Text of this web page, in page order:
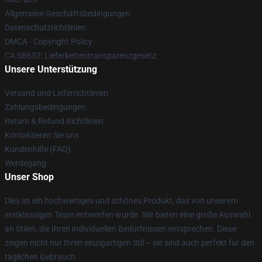
Allgemeine Geschäftsbedingungen
Datenschutzrichtlinien
DMCA - Copyright Policy
CA SB657: Lieferkettentransparenzgesetz
Unsere Unterstützung
Versand und Lieferrichtlinien
Zahlungsbedingungen
Return & Refund Richtlinien
Kontaktieren Sie uns
Kundenhilfe (FAQ)
Werdegang
Unser Shop
Dies ist ein hochwertiges und schönes Produkt, das von unserem
erstklassigen Team entworfen wurde. Wir bieten eine große Auswahl
an Stilen, die Ihren individuellen Bedürfnissen entsprechen. Diese
zeigen nicht nur Ihren einzigartigen Stil – sie sind auch perfekt für den
täglichen Gebrauch.